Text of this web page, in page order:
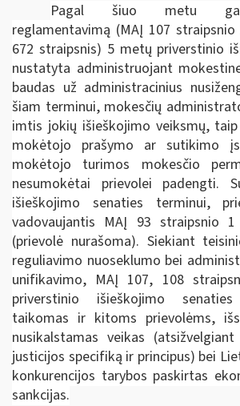
Pagal šiuo metu
reglamentavimą (MAĮ 107
672 straipsnis) 5 metų priverstinio
nustatyta administruojant
baudas už administracinius
šiam terminui, mokesčių
imtis jokių išieškojimo veiksmų,
mokėtojo prašymo ar sutikimo
mokėtojo turimos mokesčio
nesumokėtai prievolei padengti.
išieškojimo senaties terminui,
vadovaujantis MAĮ 93 straipsnio
(prievolė nurašoma). Siekiant
reguliavimo nuoseklumo bei
unifikavimo, MAĮ 107, 108
priverstinio išieškojimo
taikomas ir kitoms prievolėms,
nusikalstamas veikas
justicijos specifiką ir principus) bei
konkurencijos tarybos paskirtas
sankcijas.